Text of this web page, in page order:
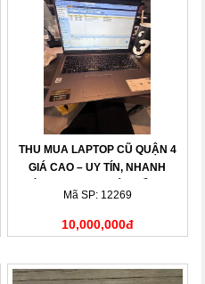
THU MUA LAPTOP CŨ QUẬN 4
GIÁ CAO – UY TÍN, NHANH
Mã SP: 12269
10,000,000đ